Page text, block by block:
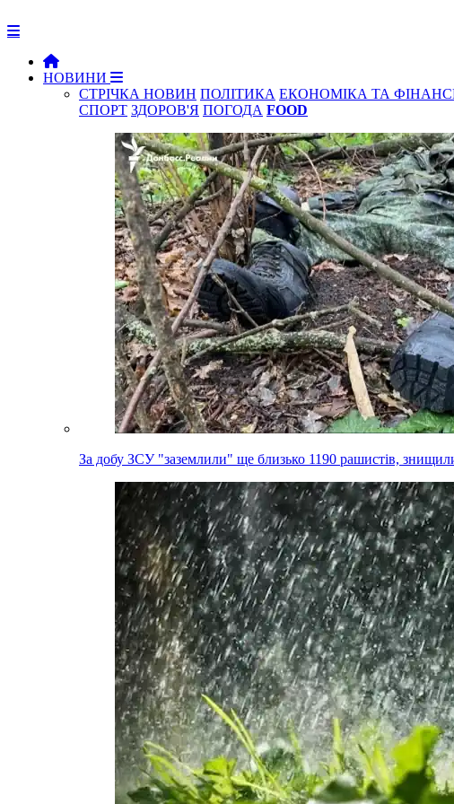
НОВИНИ
СТРІЧКА НОВИН ПОЛІТИКА ЕКОНОМІКА ТА
СПОРТ ЗДОРОВ'Я ПОГОДА FOOD
За добу ЗСУ "заземлили" ще близько 1190 рашистів,